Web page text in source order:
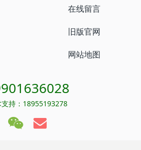
在线留言
旧版官网
网站地图
持：18955193278